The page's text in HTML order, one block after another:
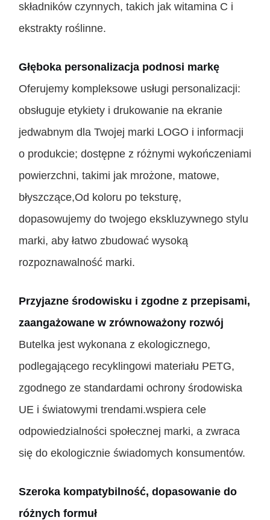
składników czynnych, takich jak witamina C i
ekstrakty roślinne.
Głęboka personalizacja podnosi markę
Oferujemy kompleksowe usługi personalizacji:
obsługuje etykiety i drukowanie na ekranie
jedwabnym dla Twojej marki LOGO i informacji
o produkcie; dostępne z różnymi wykończeniami
powierzchni, takimi jak mrożone, matowe,
błyszczące,Od koloru po teksturę,
dopasowujemy do twojego ekskluzywnego stylu
marki, aby łatwo zbudować wysoką
rozpoznawalność marki.
Przyjazne środowisku i zgodne z przepisami,
zaangażowane w zrównoważony rozwój
Butelka jest wykonana z ekologicznego,
podlegającego recyklingowi materiału PETG,
zgodnego ze standardami ochrony środowiska
UE i światowymi trendami.wspiera cele
odpowiedzialności społecznej marki, a zwraca
się do ekologicznie świadomych konsumentów.
Szeroka kompatybilność, dopasowanie do
różnych formuł